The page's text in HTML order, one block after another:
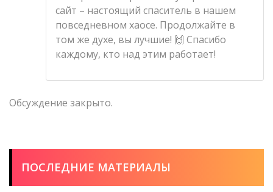
сайт – настоящий спаситель в нашем
повседневном хаосе. Продолжайте в
том же духе, вы лучшие! 🙌 Спасибо
каждому, кто над этим работает!
Обсуждение закрыто.
ПОСЛЕДНИЕ МАТЕРИАЛЫ